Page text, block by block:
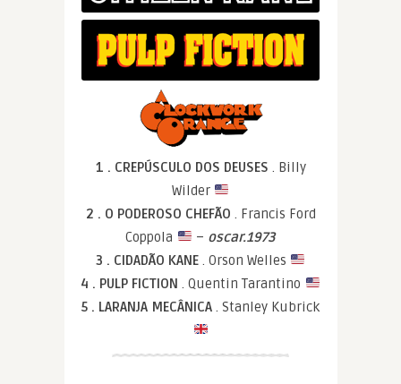
1 . CREPÚSCULO DOS DEUSES . Billy
Wilder
2 . O PODEROSO CHEFÃO . Francis Ford
Coppola
– oscar.1973
3 . CIDADÃO KANE . Orson Welles
4 . PULP FICTION. Quentin Tarantino
5 . LARANJA MECÂNICA . Stanley Kubrick